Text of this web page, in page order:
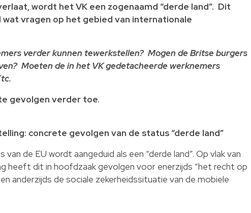
wordt het VK een zogenaamd “derde land”. Dit
vragen op het gebied van internationale
verder kunnen tewerkstellen? Mogen de Britse burgers
Moeten de in het VK gedetacheerde werknemers
gevolgen verder toe.
concrete gevolgen van de status “derde land”
de EU wordt aangeduid als een “derde land”. Op vlak van
heeft dit in hoofdzaak gevolgen voor enerzijds “het recht op
anderzijds de sociale zekerheidssituatie van de mobiele